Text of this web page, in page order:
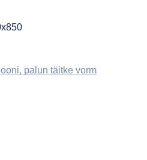
palun täitke vorm